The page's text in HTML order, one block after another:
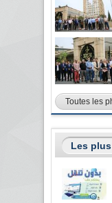
Toutes les
Les